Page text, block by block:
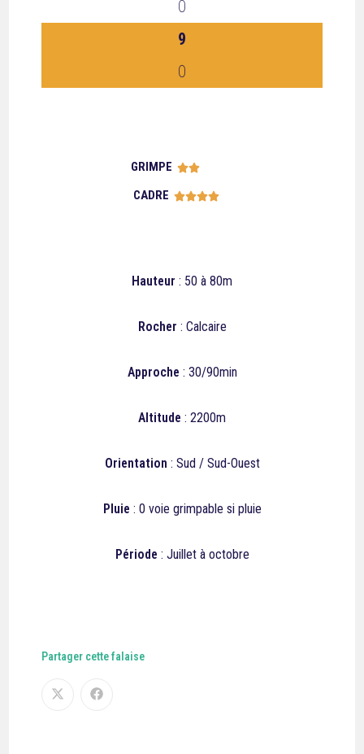
0
9
0
GRIMPE 
CADRE 
Hauteur : 50 à 80m
Rocher : Calcaire
Approche : 30/90min
Altitude : 2200m
Orientation : Sud / Sud-Ouest
Pluie : 0 voie grimpable si pluie
Période : Juillet à octobre
Partager cette falaise